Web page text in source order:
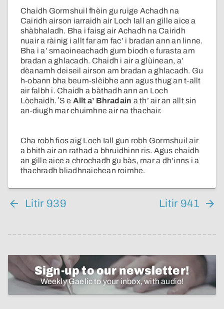
Chaidh Gormshuil fhèin gu ruige Achadh na
Cairidh airson iarraidh air Loch Iall an gille aice a
shàbhaladh. Bha i faisg air Achadh na Cairidh
nuair a ràinig i allt far am fac’ i bradan ann an linne.
Bha i a’ smaoineachadh gum biodh e furasta am
bradan a ghlacadh. Chaidh i air a glùinean, a’
dèanamh deiseil airson am bradan a ghlacadh. Gu
h-obann bha beum-slèibhe ann agus thug an t-allt
air falbh i. Chaidh a bàthadh ann an Loch
Lòchaidh. ʼS e Allt a’ Bhradain a th’ air an allt sin
an-diugh mar chuimhne air na thachair.
Cha robh fios aig Loch Iall gun robh Gormshuil air
a bhith air an rathad a bhruidhinn ris. Agus chaidh
an gille aice a chrochadh gu bàs, mar a dh’inns i a
thachradh bliadhnaichean roimhe.
Litir 939 Litir 941
Sign-up to our newsletter!
Weekly Gaelic to your inbox, with audio!